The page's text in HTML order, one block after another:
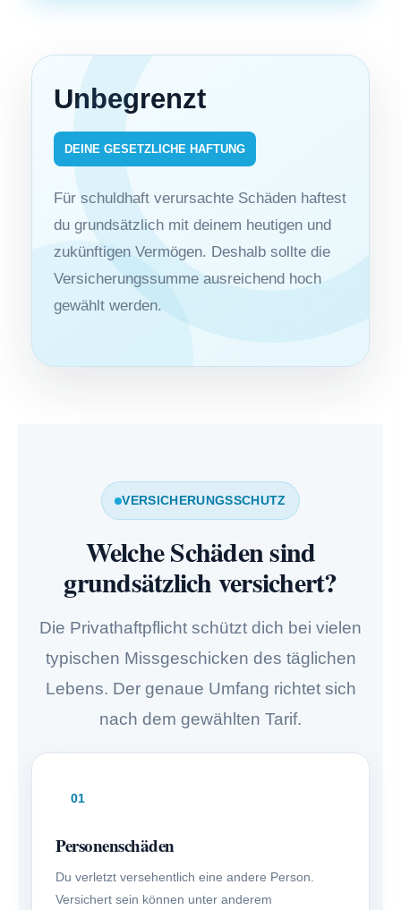
Unbegrenzt
DEINE GESETZLICHE HAFTUNG
Für schuldhaft verursachte Schäden haftest
du grundsätzlich mit deinem heutigen und
zukünftigen Vermögen. Deshalb sollte die
Versicherungssumme ausreichend hoch
gewählt werden.
VERSICHERUNGSSCHUTZ
Welche Schäden sind
grundsätzlich versichert?
Die Privathaftpflicht schützt dich bei vielen
typischen Missgeschicken des täglichen
Lebens. Der genaue Umfang richtet sich
nach dem gewählten Tarif.
01
Per­sonenschäden
Du verletzt versehentlich eine andere Person.
Versichert sein können unter anderem